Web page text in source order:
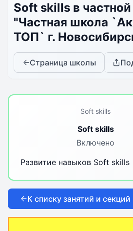
Soft skills в
"Частная школа
ТОП` г.
Страница школы
Soft skills
Soft skills
Включено
Развитие навыков Soft skills
К списку занятий и секций